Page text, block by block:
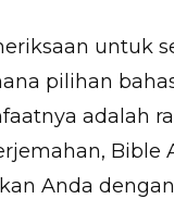
untuk
pilihan
adalah
Bible
Anda